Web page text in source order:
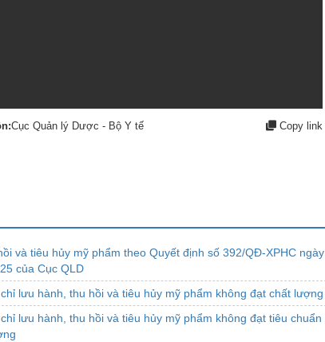
Cục Quản lý Dược - Bộ Y tế
Copy link
và tiêu hủy mỹ phẩm theo Quyết định số 392/QĐ-XPHC ngày
của Cục QLD
lưu hành, thu hồi và tiêu hủy mỹ phẩm không đạt chất lượng
lưu hành, thu hồi và tiêu hủy mỹ phẩm không đạt tiêu chuẩn